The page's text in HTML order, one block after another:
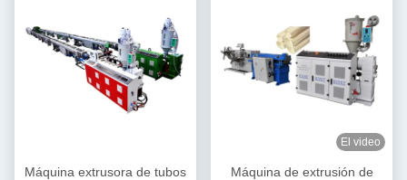
Máquina extrusora de tubos
El video
Máquina de extrusión de